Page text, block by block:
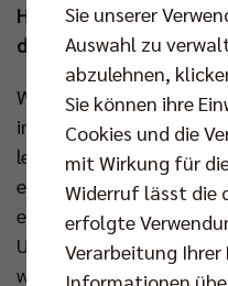
Heimatverein Sport-
das Duell mit dem
Während es in vielen
im Kampf um die
letzten Spieltag noch
erwartet das Publikum
eine Begegnung ohne
Unterhaltsam dürfte
werden, wenn die junge
Sie unserer
Auswahl zu
abzulehnen,
Sie können ihre
Cookies und die
mit Wirkung für
Widerruf lässt die
erfolgte
Verarbeitung